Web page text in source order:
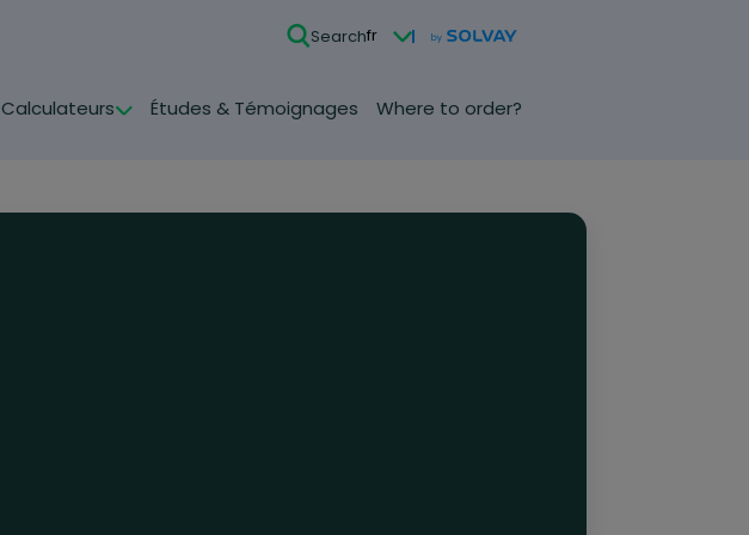
Searchfr
Calculateurs Études & Témoignages Where to order?